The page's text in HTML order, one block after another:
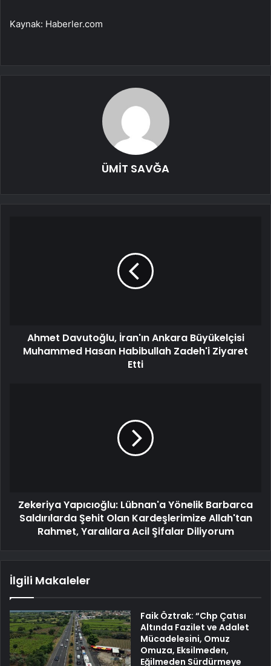
Kaynak: Haberler.com
ÜMİT SAVĞA
Ahmet Davutoğlu, İran'ın Ankara Büyükelçisi
Muhammed Hasan Habibullah Zadeh'i Ziyaret
Etti
Zekeriya Yapıcıoğlu: Lübnan'a Yönelik Barbarca
Saldırılarda Şehit Olan Kardeşlerimize Allah'tan
Rahmet, Yaralılara Acil Şifalar Diliyorum
İlgili Makaleler
Faik Öztrak: “Chp Çatısı
Altında Fazilet ve Adalet
Mücadelesini, Omuz
Omuza, Eksilmeden,
Eğilmeden Sürdürmeye